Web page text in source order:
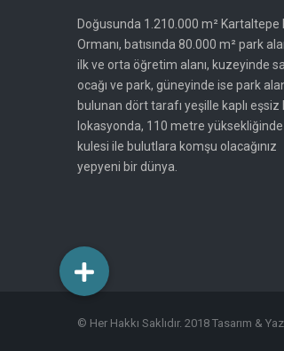
Doğusunda 1.210.000 m² Kartaltepe
Ormanı, batısında 80.000 m² park
ilk ve orta öğretim alanı, kuzeyinde
ocağı ve park, güneyinde ise park
bulunan dört tarafı yeşille kaplı eşsiz
lokasyonda, 110 metre yüksekliğinde
kulesi ile bulutlara komşu olacağınız
yepyeni bir dünya.
© Her Hakkı Saklıdır. 2018 Tasarım &